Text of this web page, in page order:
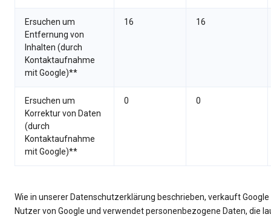
Ersuchen um
Entfernung von
Inhalten (durch
Kontaktaufnahme
mit Google)**
16 16
Ersuchen um
Korrektur von Daten
(durch
Kontaktaufnahme
mit Google)**
0 0
Wie in unserer Datenschutzerklärung beschrieben, verkauft
Nutzer von Google und verwendet personenbezogene Daten, die